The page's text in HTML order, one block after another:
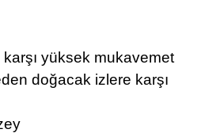
yüksek mukavemet
doğacak izlere karşı